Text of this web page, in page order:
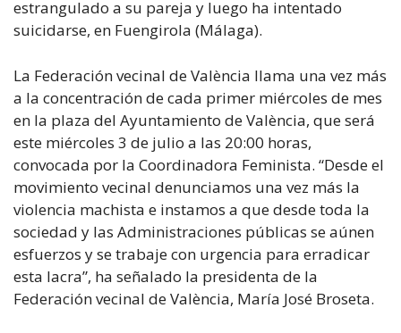
estrangulado a su pareja y luego ha intentado
suicidarse, en Fuengirola (Málaga).
La Federación vecinal de València llama una vez más
a la concentración de cada primer miércoles de mes
en la plaza del Ayuntamiento de València, que será
este miércoles 3 de julio a las 20:00 horas,
convocada por la Coordinadora Feminista. “Desde el
movimiento vecinal denunciamos una vez más la
violencia machista e instamos a que desde toda la
sociedad y las Administraciones públicas se aúnen
esfuerzos y se trabaje con urgencia para erradicar
esta lacra”, ha señalado la presidenta de la
Federación vecinal de València, María José Broseta.